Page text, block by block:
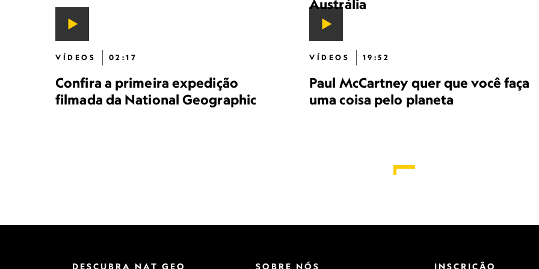
Austrália
VÍDEOS 02:17
Confira a primeira expedição
filmada da National Geographic
VÍDEOS 19:52
Paul McCartney quer que você faça
uma coisa pelo planeta
DESCUBRA NAT GEO SOBRE NÓS INSCRIÇÃO